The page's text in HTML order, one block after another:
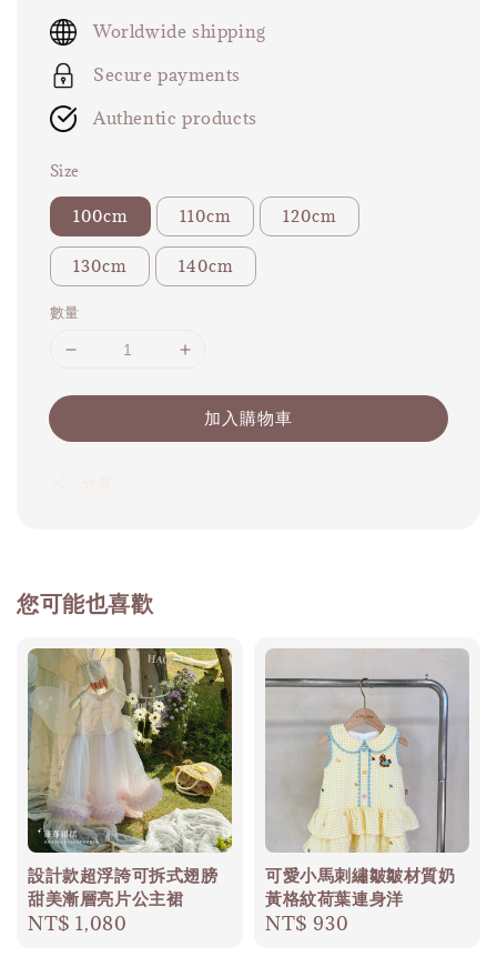
price
Worldwide shipping
Secure payments
Authentic products
Size
100cm 110cm 120cm
130cm 140cm
數量
加入購物車
您可能也喜歡
設計款超浮誇可拆式翅膀
甜美漸層亮片公主裙
Regular
NT$ 1,080
可愛小馬刺繡皺皺材質奶
黃格紋荷葉連身洋
Regular
NT$ 930